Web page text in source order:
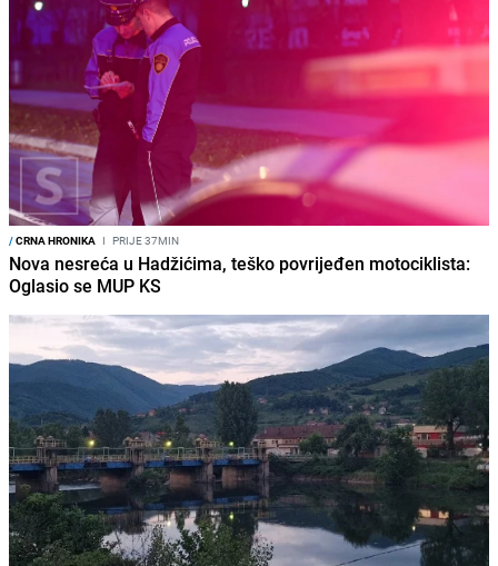
/CRNA HRONIKA I PRIJE 37MIN
Nova nesreća u Hadžićima, teško povrijeđen motociklista:
Oglasio se MUP KS